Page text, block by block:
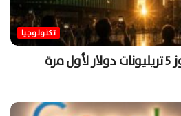
تكنولوجيا